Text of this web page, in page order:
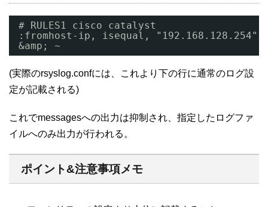
# RULES1 cisco catalyst
:fromhost-ip, isequal, "192.168.128.254"
&amp; ~
(実際のrsyslog.confには、これより下の行に通常のログ設
定が記載される)
これでmessagesへの出力は抑制され、指定したログファ
イルへのみ出力が行われる。
ポイント&注意事項メモ